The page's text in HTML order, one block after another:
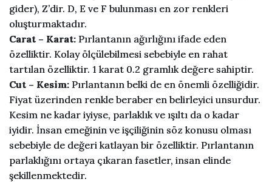
gider), Z’dir. D, E ve F bulunması en zor renkleri
oluşturmaktadır.
Carat – Karat: Pırlantanın ağırlığını ifade eden
özelliktir. Kolay ölçülebilmesi sebebiyle en rahat
tartılan özelliktir. 1 karat 0.2 gramlık değere sahiptir.
Cut – Kesim: Pırlantanın belki de en önemli özelliğidir.
Fiyat üzerinden renkle beraber en belirleyici unsurdur.
Kesim ne kadar iyiyse, parlaklık ve ışıltı da o kadar
iyidir. İnsan emeğinin ve işçiliğinin söz konusu olması
sebebiyle de değeri katlayan bir özelliktir. Pırlantanın
parlaklığını ortaya çıkaran fasetler, insan elinde
şekillenmektedir.